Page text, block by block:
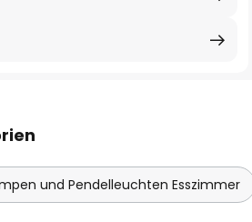
und Pendelleuchten Esszimmer